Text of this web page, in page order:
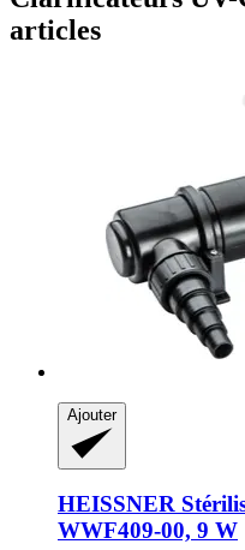
articles
Ajouter
HEISSNER
WWF409-​00, 9 W